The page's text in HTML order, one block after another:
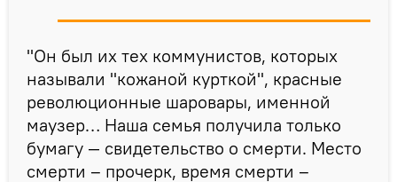
"Он был их тех коммунистов, которых
называли "кожаной курткой", красные
революционные шаровары, именной
маузер… Наша семья получила только
бумагу — свидетельство о смерти. Место
смерти – прочерк, время смерти –